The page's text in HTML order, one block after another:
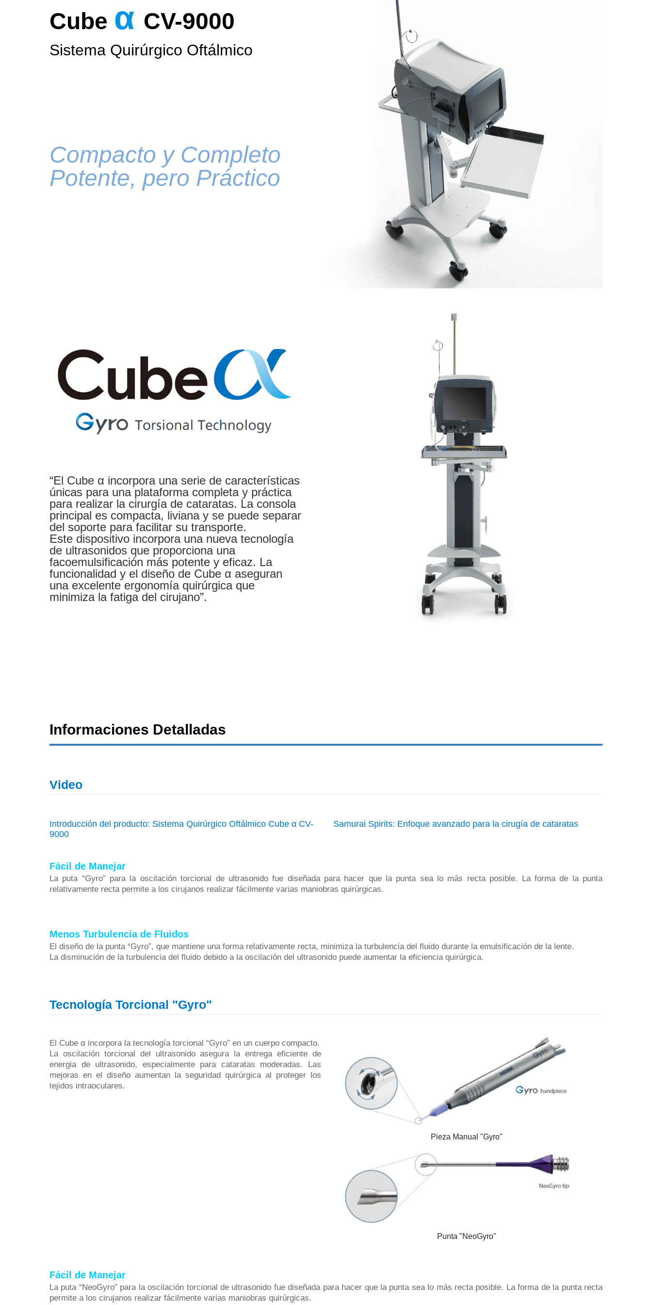
Cube α CV-9000
Sistema Quirúrgico Oftálmico
Compacto y Completo
Potente, pero Práctico
“El Cube α incorpora una serie de características
únicas para una plataforma completa y práctica
para realizar la cirurgía de cataratas. La consola
principal es compacta, liviana y se puede separar
del soporte para facilitar su transporte.
Este dispositivo incorpora una nueva tecnología
de ultrasonidos que proporciona una
facoemulsificación más potente y eficaz. La
funcionalidad y el diseño de Cube α aseguran
una excelente ergonomía quirúrgica que
minimiza la fatiga del cirujano”.
Informaciones Detalladas
Video
Introducción del producto: Sistema Quirúrgico Oftálmico Cube α CV-
9000
Samurai Spirits: Enfoque avanzado para la cirugía de cataratas
Fácil de Manejar
La puta “Gyro” para la oscilación torcional de ultrasonido fue diseñada para hacer que la punta sea lo más recta posible. La forma de la punta
relativamente recta permite a los cirujanos realizar fácilmente varias maniobras quirúrgicas.
Menos Turbulencia de Fluidos
El diseño de la punta “Gyro”, que mantiene una forma relativamente recta, minimiza la turbulencia del fluido durante la emulsificación de la lente.
La disminución de la turbulencia del fluido debido a la oscilación del ultrasonido puede aumentar la eficiencia quirúrgica.
Tecnología Torcional "Gyro"
El Cube α incorpora la tecnología torcional “Gyro” en un cuerpo compacto.
La oscilación torcional del ultrasonido asegura la entrega eficiente de
energia de ultrasonido, especialmente para cataratas moderadas. Las
mejoras en el diseño aumentan la seguridad quirúrgica al proteger los
tejidos intraoculares.
Pieza Manual "Gyro"
Punta "NeoGyro"
Fácil de Manejar
La puta “NeoGyro” para la oscilación torcional de ultrasonido fue diseñada para hacer que la punta sea lo más recta posible. La forma de la punta recta
permite a los cirujanos realizar fácilmente varias maniobras quirúrgicas.